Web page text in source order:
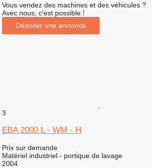
Vous vendez des machines et des véhicules ?
Avec nous, c'est possible !
Déposer une annonce
3
EBA 2000 L - WM - H
Prix sur demande
Matériel industriel - portique de lavage
2004